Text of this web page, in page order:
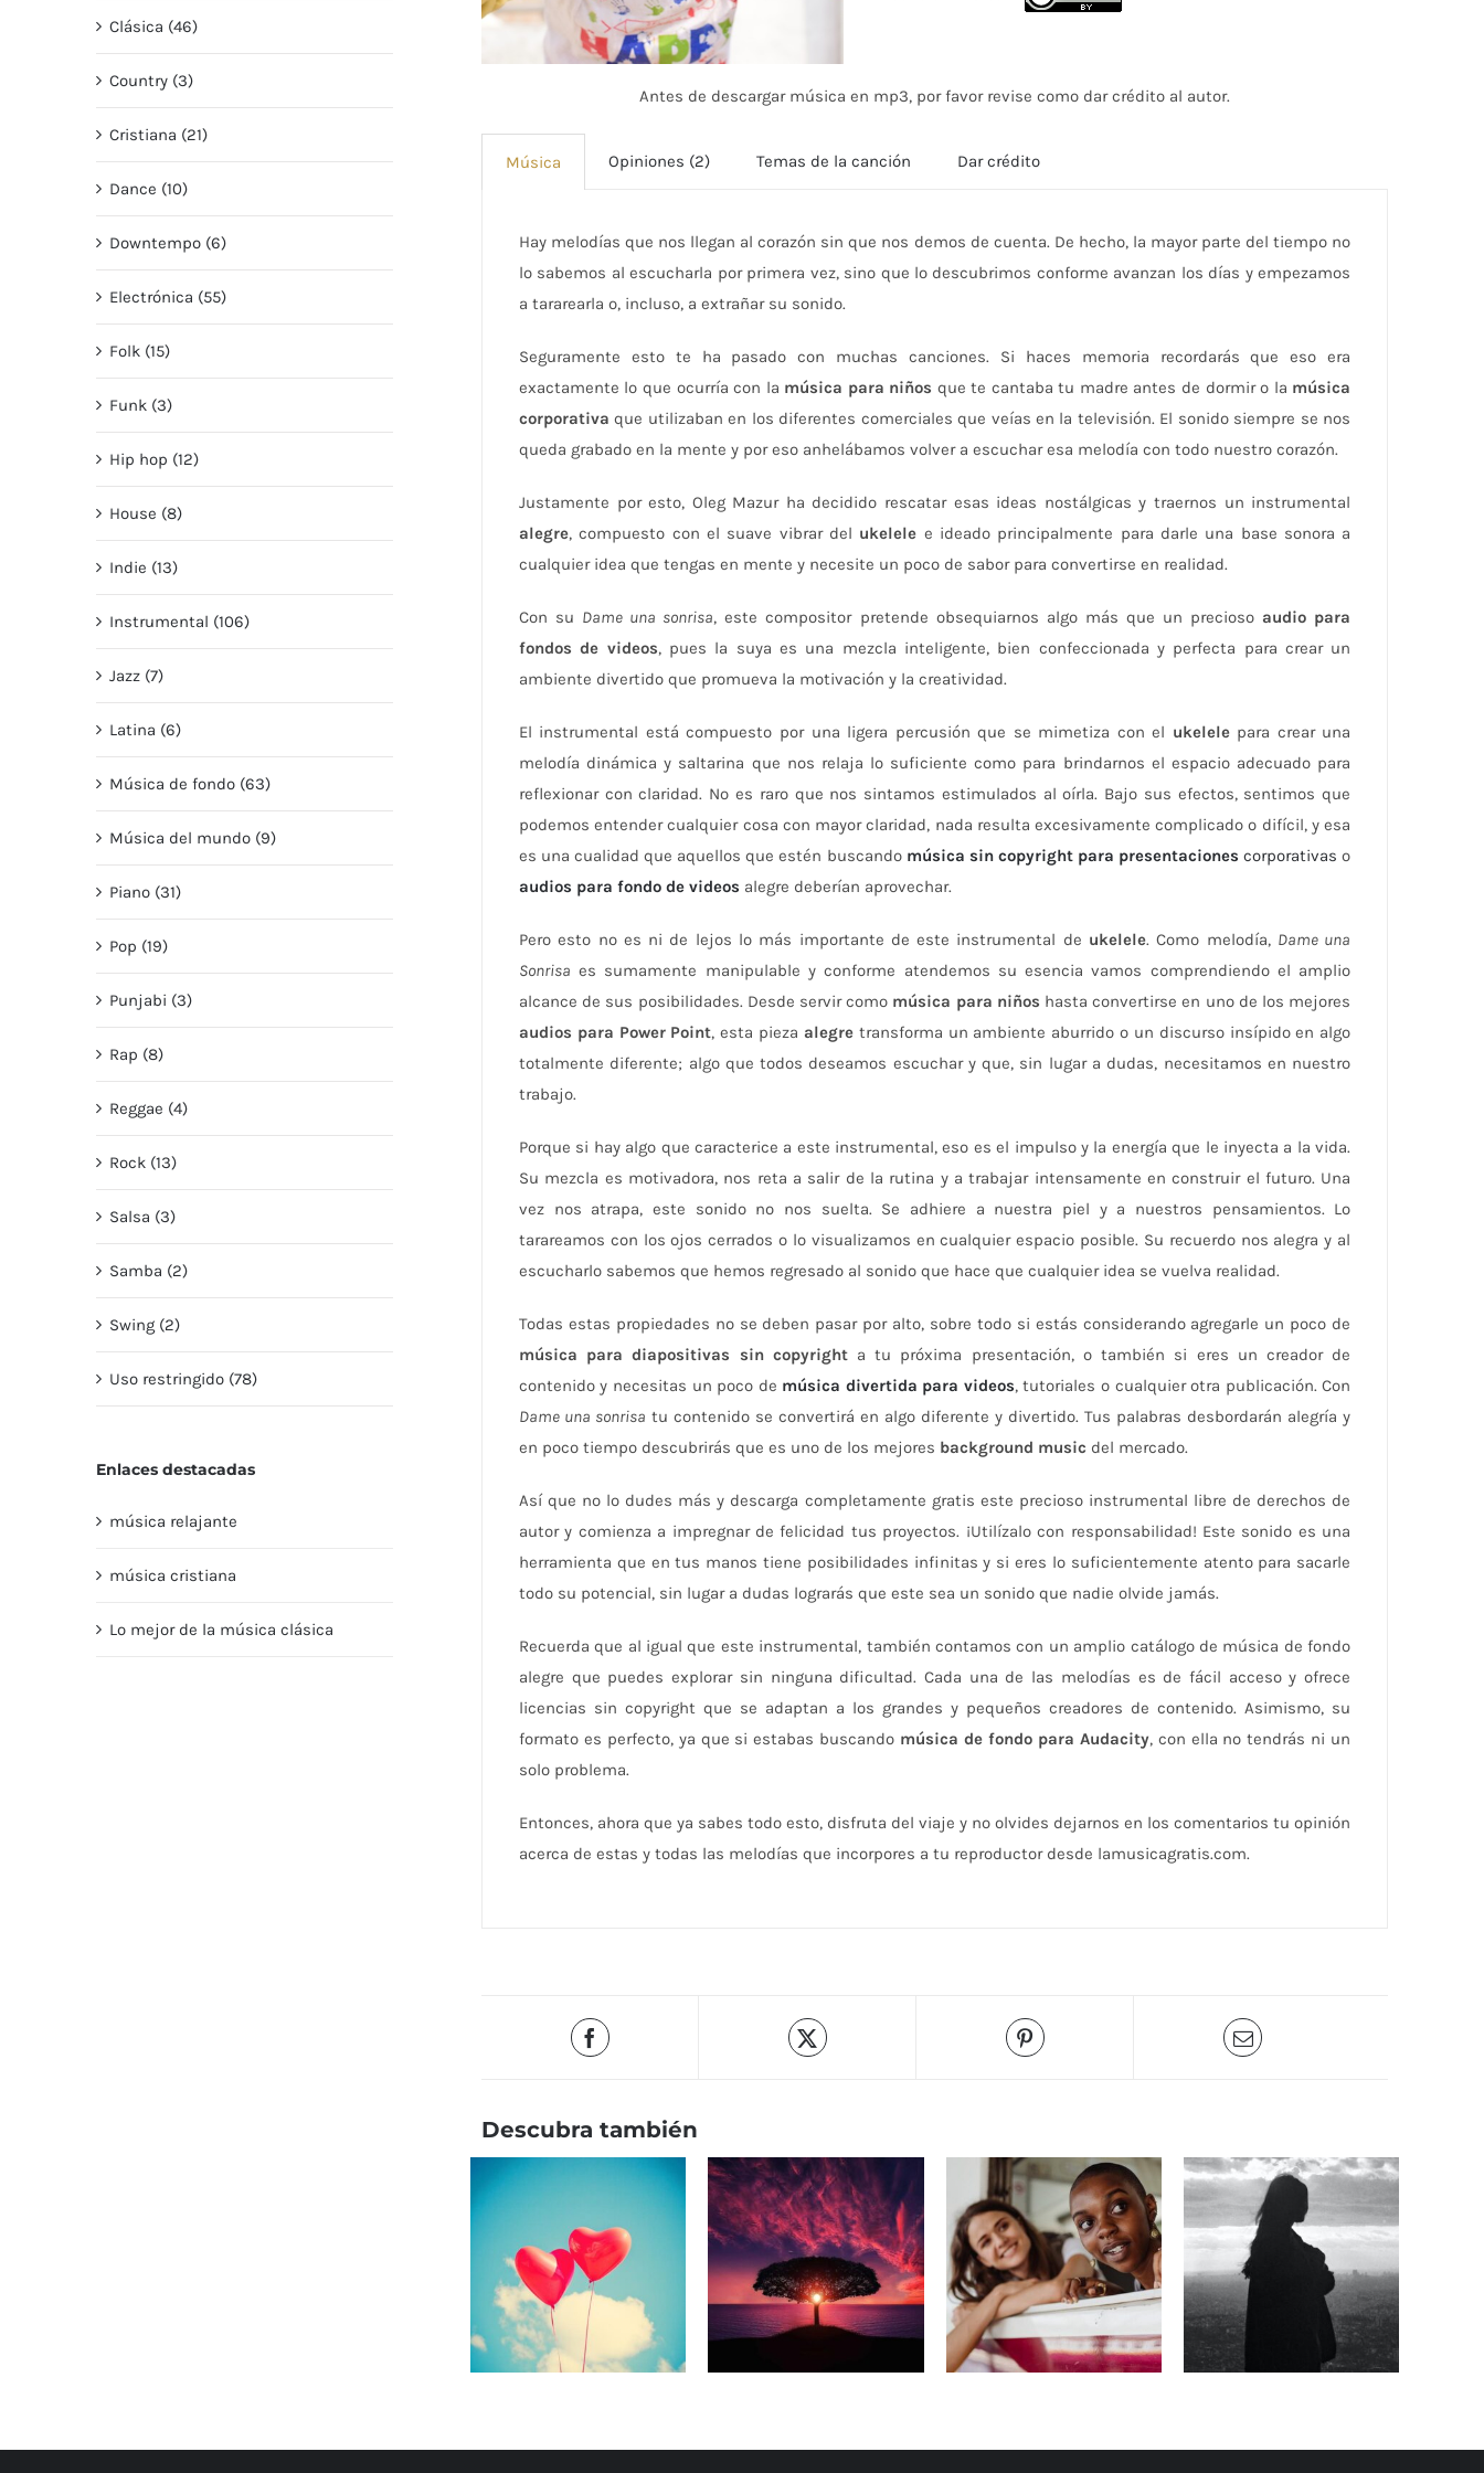
o
Antes de descargar música en mp3, por favor revise como dar crédito al autor.
Música Opiniones (2) Temas de la canción Dar crédito
Hay melodías que nos llegan al corazón sin que nos demos de cuenta. De hecho, la mayor parte del tiempo no
lo sabemos al escucharla por primera vez, sino que lo descubrimos conforme avanzan los días y empezamos
a tararearla o, incluso, a extrañar su sonido.
Seguramente esto te ha pasado con muchas canciones. Si haces memoria recordarás que eso era
exactamente lo que ocurría con la música para niños que te cantaba tu madre antes de dormir o la música
corporativaque utilizaban en los diferentes comerciales que veías en la televisión. El sonido siempre se nos
queda grabado en la mente y por eso anhelábamos volver a escuchar esa melodía con todo nuestro corazón.
Justamente por esto, Oleg Mazur ha decidido rescatar esas ideas nostálgicas y traernos un instrumental
alegre, compuesto con el suave vibrar del ukelele e ideado principalmente para darle una base sonora a
cualquier idea que tengas en mente y necesite un poco de sabor para convertirse en realidad.
Con su Dame una sonrisa, este compositor pretende obsequiarnos algo más que un precioso audio para
fondos de videos, pues la suya es una mezcla inteligente, bien confeccionada y perfecta para crear un
ambiente divertido que promueva la motivación y la creatividad.
El instrumental está compuesto por una ligera percusión que se mimetiza con el ukelele para crear una
melodía dinámica y saltarina que nos relaja lo suficiente como para brindarnos el espacio adecuado para
reflexionar con claridad. No es raro que nos sintamos estimulados al oírla. Bajo sus efectos, sentimos que
podemos entender cualquier cosa con mayor claridad, nada resulta excesivamente complicado o difícil, y esa
es una cualidad que aquellos que estén buscando música sin copyright para presentacionescorporativas o
audios para fondo de videos alegre deberían aprovechar.
Pero esto no es ni de lejos lo más importante de este instrumental de ukelele. Como melodía, Dame una
Sonrisa es sumamente manipulable y conforme atendemos su esencia vamos comprendiendo el amplio
alcance de sus posibilidades. Desde servir como música para niños hasta convertirse en uno de los mejores
audios para Power Point, esta pieza alegre transforma un ambiente aburrido o un discurso insípido en algo
totalmente diferente; algo que todos deseamos escuchar y que, sin lugar a dudas, necesitamos en nuestro
trabajo.
Porque si hay algo que caracterice a este instrumental, eso es el impulso y la energía que le inyecta a la vida.
Su mezcla es motivadora, nos reta a salir de la rutina y a trabajar intensamente en construir el futuro. Una
vez nos atrapa, este sonido no nos suelta. Se adhiere a nuestra piel y a nuestros pensamientos. Lo
tarareamos con los ojos cerrados o lo visualizamos en cualquier espacio posible. Su recuerdo nos alegra y al
escucharlo sabemos que hemos regresado al sonido que hace que cualquier idea se vuelva realidad.
Todas estas propiedades no se deben pasar por alto, sobre todo si estás considerando agregarle un poco de
música para diapositivas sin copyrighta tu próxima presentación, o también si eres un creador de
contenido y necesitas un poco de música divertida para videos, tutoriales o cualquier otra publicación. Con
Dame una sonrisa tu contenido se convertirá en algo diferente y divertido. Tus palabras desbordarán alegría y
en poco tiempo descubrirás que es uno de los mejores background music del mercado.
Así que no lo dudes más y descarga completamente gratis este precioso instrumental libre de derechos de
autor y comienza a impregnar de felicidad tus proyectos. ¡Utilízalo con responsabilidad! Este sonido es una
herramienta que en tus manos tiene posibilidades infinitas y si eres lo suficientemente atento para sacarle
todo su potencial, sin lugar a dudas lograrás que este sea un sonido que nadie olvide jamás.
Recuerda que al igual que este instrumental, también contamos con un amplio catálogo de música de fondo
alegre que puedes explorar sin ninguna dificultad. Cada una de las melodías es de fácil acceso y ofrece
licencias sin copyright que se adaptan a los grandes y pequeños creadores de contenido. Asimismo, su
formato es perfecto, ya que si estabas buscando música de fondo para Audacity, con ella no tendrás ni un
solo problema.
Entonces, ahora que ya sabes todo esto, disfruta del viaje y no olvides dejarnos en los comentarios tu opinión
acerca de estas y todas las melodías que incorpores a tu reproductor desde lamusicagratis.com.
Descubra también
Another Happy Day
Clásica (46)
Country (3)
Cristiana (21)
Dance (10)
Downtempo (6)
Electrónica (55)
Folk (15)
Funk (3)
Hip hop (12)
House (8)
Indie (13)
Instrumental (106)
Jazz (7)
Latina (6)
Música de fondo (63)
Música del mundo (9)
Piano (31)
Pop (19)
Punjabi (3)
Rap (8)
Reggae (4)
Rock (13)
Salsa (3)
Samba (2)
Swing (2)
Uso restringido (78)
Enlaces destacadas
música relajante
música cristiana
Lo mejor de la música clásica